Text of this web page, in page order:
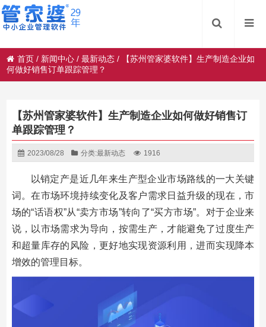
首页 / 新闻中心 /最新动态 /
【苏州管家婆软件】生产制造企业如
何做好销售订单跟踪管理？
【苏州管家婆软件】生产制造企业如何做好销售订
单跟踪管理？
2023/08/28 分类:最新动态 1916
以销定产是近几年来生产型企业市场路线的一大关键
词。在市场环境持续变化及客户需求日益升级的现在，市
场的“话语权”从“卖方市场”转向了“买方市场”。对于企业来
说，以市场需求为导向，按需生产，才能避免了过度生产
和超量库存的风险，更好地实现资源利用，进而实现降本
增效的管理目标。